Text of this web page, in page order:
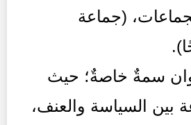
(جماعة
سمةٌ خاصةٌ؛ حيث
بين السياسة والعنف،